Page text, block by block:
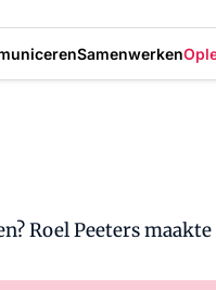
Samenwerken
Roel Peeters